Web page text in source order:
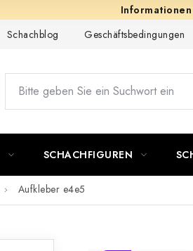
Schachblog Geschäftsbedingungen
SCHACHFIGUREN
Aufkleber e4e5